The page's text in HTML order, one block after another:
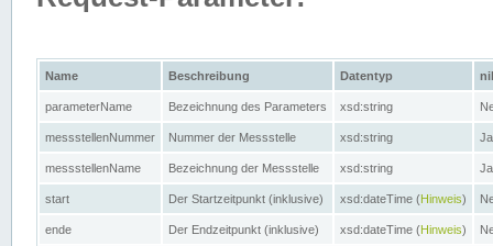
Name Beschreibung Datentyp nil
parameterName Bezeichnung des Parameters xsd:string
messstellenNummer Nummer der Messstelle xsd:string Ja
messstellenName Bezeichnung der Messstelle xsd:string Ja
start Der Startzeitpunkt (inklusive) xsd:dateTime (Hinweis)
ende Der Endzeitpunkt (inklusive) xsd:dateTime (Hinweis)